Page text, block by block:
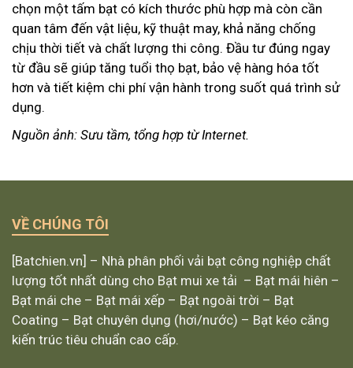
chọn một tấm bạt có kích thước phù hợp mà còn cần
quan tâm đến vật liệu, kỹ thuật may, khả năng chống
chịu thời tiết và chất lượng thi công. Đầu tư đúng ngay
từ đầu sẽ giúp tăng tuổi thọ bạt, bảo vệ hàng hóa tốt
hơn và tiết kiệm chi phí vận hành trong suốt quá trình sử
dụng.
Nguồn ảnh: Sưu tầm, tổng hợp từ Internet.
VỀ CHÚNG TÔI
[Batchien.vn] – Nhà phân phối vải bạt công nghiệp chất
lượng tốt nhất dùng cho Bạt mui xe tải – Bạt mái hiên –
Bạt mái che – Bạt mái xếp – Bạt ngoài trời – Bạt
Coating – Bạt chuyên dụng (hơi/nước) – Bạt kéo căng
kiến trúc tiêu chuẩn cao cấp.